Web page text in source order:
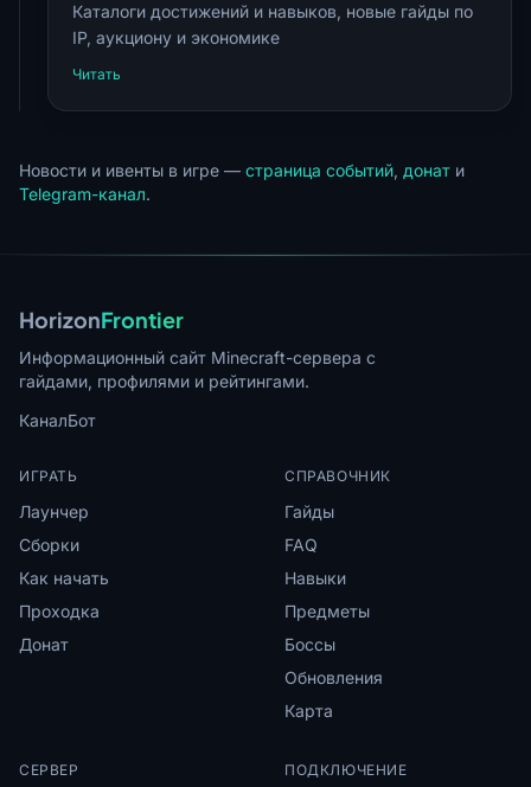
Каталоги достижений и навыков, новые гайды по
IP, аукциону и экономике
Читать
Новости и ивенты в игре — страница событий, донат и
Telegram-канал.
HorizonFrontier
Информационный сайт Minecraft-сервера с
гайдами, профилями и рейтингами.
КаналБот
ИГРАТЬ
Лаунчер
Сборки
Как начать
Проходка
Донат
СПРАВОЧНИК
Гайды
FAQ
Навыки
Предметы
Боссы
Обновления
Карта
СЕРВЕР ПОДКЛЮЧЕНИЕ